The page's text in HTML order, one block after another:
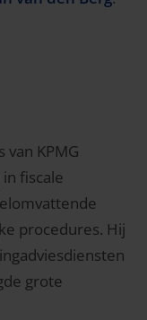
KPMG
fiscale
procedures. Hij
grote